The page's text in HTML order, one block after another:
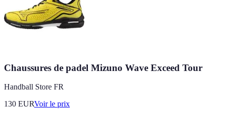
Chaussures de padel Mizuno Wave Exceed Tour
Handball Store FR
130 EURVoir le prix